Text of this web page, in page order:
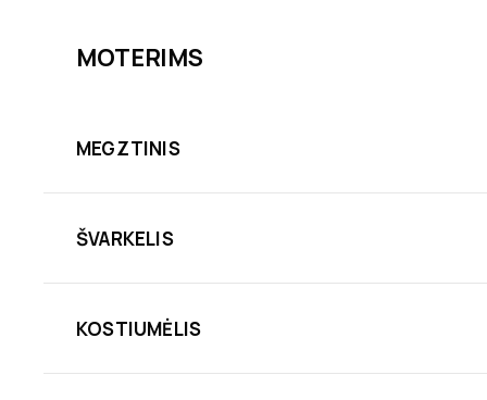
MOTERIMS
MEGZTINIS
ŠVARKELIS
KOSTIUMĖLIS